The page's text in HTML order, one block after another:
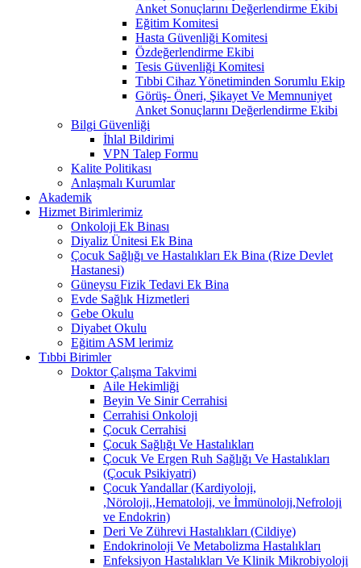
Anket Sonuçlarını Değerlendirme Ekibi
Eğitim Komitesi
Hasta Güvenliği Komitesi
Özdeğerlendirme Ekibi
Tesis Güvenliği Komitesi
Tıbbi Cihaz Yönetiminden Sorumlu Ekip
Görüş- Öneri, Şikayet Ve Memnuniyet
Anket Sonuçlarını Değerlendirme Ekibi
Bilgi Güvenliği
İhlal Bildirimi
VPN Talep Formu
Kalite Politikası
Anlaşmalı Kurumlar
Akademik
Hizmet Birimlerimiz
Onkoloji Ek Binası
Diyaliz Ünitesi Ek Bina
Çocuk Sağlığı ve Hastalıkları Ek Bina (Rize Devlet
Hastanesi)
Güneysu Fizik Tedavi Ek Bina
Evde Sağlık Hizmetleri
Gebe Okulu
Diyabet Okulu
Eğitim ASM lerimiz
Tıbbi Birimler
Doktor Çalışma Takvimi
Aile Hekimliği
Beyin Ve Sinir Cerrahisi
Cerrahisi Onkoloji
Çocuk Cerrahisi
Çocuk Sağlığı Ve Hastalıkları
Çocuk Ve Ergen Ruh Sağlığı Ve Hastalıkları
(Çocuk Psikiyatri)
Çocuk Yandallar (Kardiyoloji,
,Nöroloji,,Hematoloji, ve İmmünoloji,Nefroloji
ve Endokrin)
Deri Ve Zührevi Hastalıkları (Cildiye)
Endokrinoloji Ve Metabolizma Hastalıkları
Enfeksiyon Hastalıkları Ve Klinik Mikrobiyoloji